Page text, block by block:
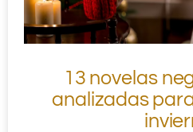
13 novelas
analizadas